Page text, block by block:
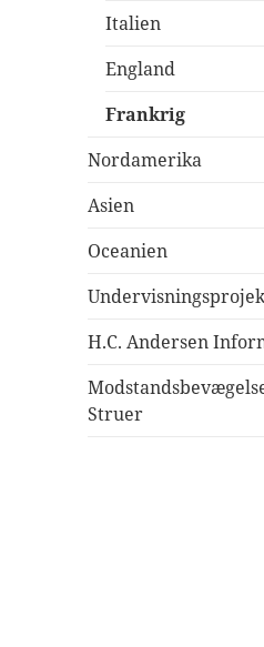
Italien
England
Frankrig
Nordamerika
Asien
Oceanien
H.C. Andersen
Struer